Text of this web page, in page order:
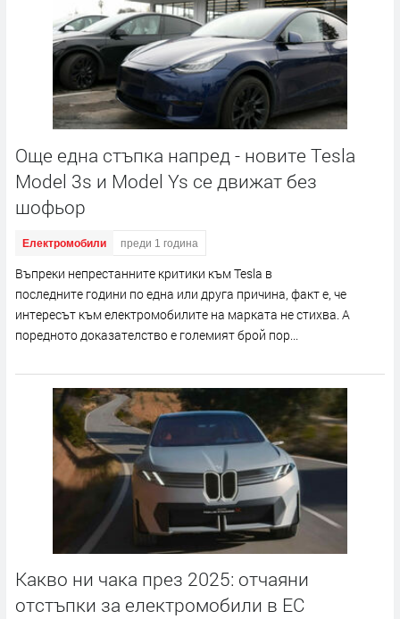
Още една стъпка напред - новите Тesla
Model 3s и Model Ys се движат без
шофьор
Електромобили преди 1 година
Въпреки непрестанните критики към Tesla в
последните години по една или друга причина, факт е, че
интересът към електромобилите на марката не стихва. А
поредното доказателство е големият брой пор...
Какво ни чака през 2025: отчаяни
отстъпки за електромобили в ЕС